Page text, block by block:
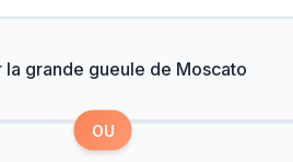
la grande gueule de Moscato
OU